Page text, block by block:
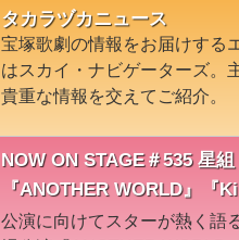
タカラヅカニュース
宝塚歌劇の情報をお届けする
はスカイ・ナビゲーターズ。
貴重な情報を交えてご紹介。
NOW ON STAGE＃535 星
『ANOTHER WORLD』『
公演に向けてスターが熱く語